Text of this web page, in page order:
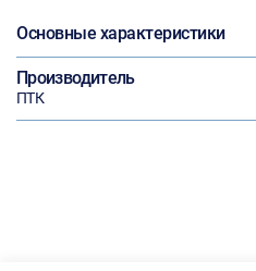
Основные характеристики
Производитель
ПТК